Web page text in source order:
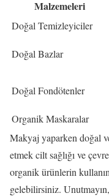
Malzemeleri
Doğal Temizleyiciler
Doğal Bazlar
Doğal Fondötenler
Organik Maskaralar
Makyaj yaparken doğal
etmek cilt sağlığı ve
organik ürünlerin
gelebilirsiniz.